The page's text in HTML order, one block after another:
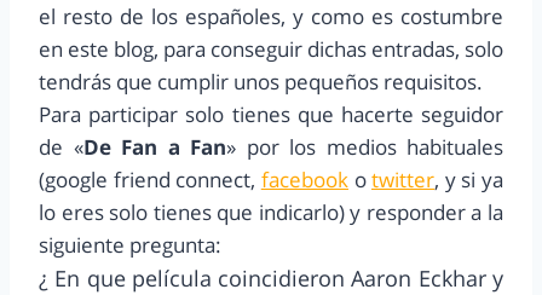
el resto de los españoles, y como es costumbre
en este blog, para conseguir dichas entradas, solo
tendrás que cumplir unos pequeños requisitos.
Para participar solo tienes que hacerte seguidor
de «De Fan a Fan» por los medios habituales
(google friend connect, facebookotwitter, y si ya
lo eres solo tienes que indicarlo) y responder a la
siguiente pregunta:
¿ En que película coincidieron Aaron Eckhary